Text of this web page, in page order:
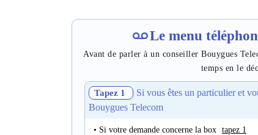
Le menu
Avant de parler à un conseiller Bouygues
temps en le
Tapez 1
Si vous êtes un particulier et
Bouygues Telecom
• Si votre demande concerne la box tapez 1